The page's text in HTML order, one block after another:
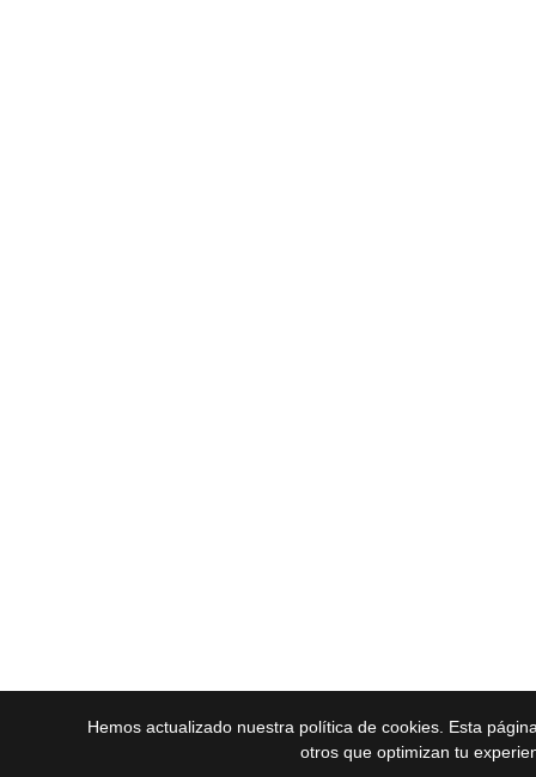
Hemos actualizado nuestra política de cookies. Esta
otros que optimizan tu